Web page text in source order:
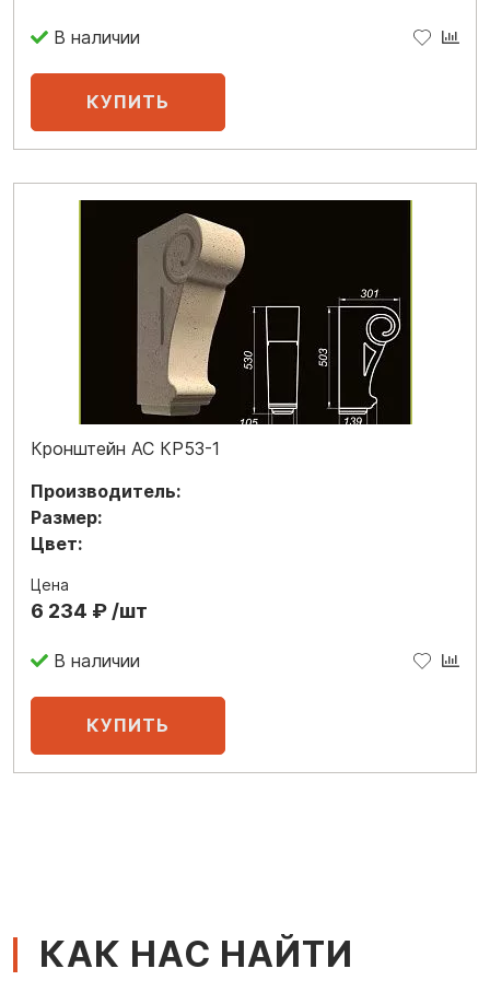
В наличии
Кронштейн АС КР53-1
Производитель:
Размер:
Цвет:
Цена
6 234 ₽ /шт
В наличии
КАК НАС НАЙТИ